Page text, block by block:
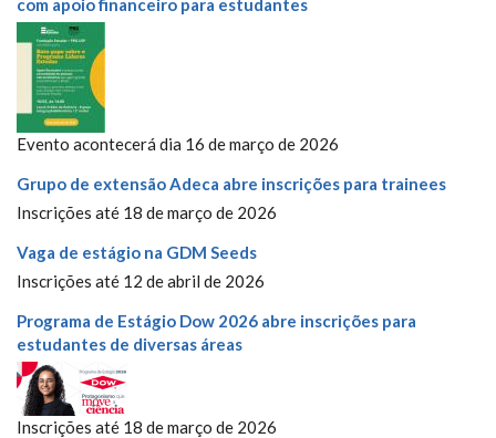
com apoio financeiro para estudantes
Evento acontecerá dia 16 de março de 2026
Grupo de extensão Adeca abre inscrições para trainees
Inscrições até 18 de março de 2026
Vaga de estágio na GDM Seeds
Inscrições até 12 de abril de 2026
Programa de Estágio Dow 2026 abre inscrições para
estudantes de diversas áreas
Inscrições até 18 de março de 2026